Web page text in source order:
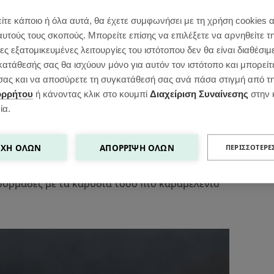
μπορείτε να χρησιμοποιήσετε
με τα καρύδια τόσο πιο καραμελένιο
κάποιο ή όλα αυτά, θα έχετε συμφωνήσει με τη χρήση cookies
τους σκοπούς. Μπορείτε επίσης να επιλέξετε να αρνηθείτε
εξατομικευμένες λειτουργίες του ιστότοπου δεν θα είναι
σας θα ισχύουν μόνο για αυτόν τον ιστότοπο και
σας και να αποσύρετε τη συγκατάθεσή σας ανά πάσα στιγμή από
ή κάνοντας κλικ στο κουμπί Διαχείριση Συναίνεσης στην
ΌΛΩΝ ΑΠΌΡΡΙΨΗ ΌΛΩΝ